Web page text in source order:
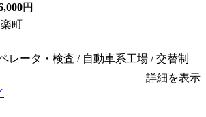
円
町
レータ・検査 / 自動車系工場 / 交替制
詳細を表示